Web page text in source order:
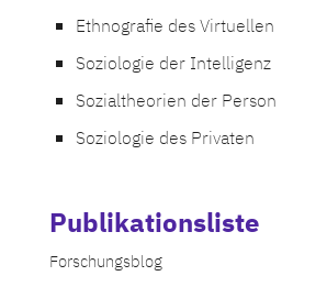
Ethnografie des Virtuellen
Soziologie der Intelligenz
Sozialtheorien der Person
Soziologie des Privaten
Publikationsliste
Forschungsblog